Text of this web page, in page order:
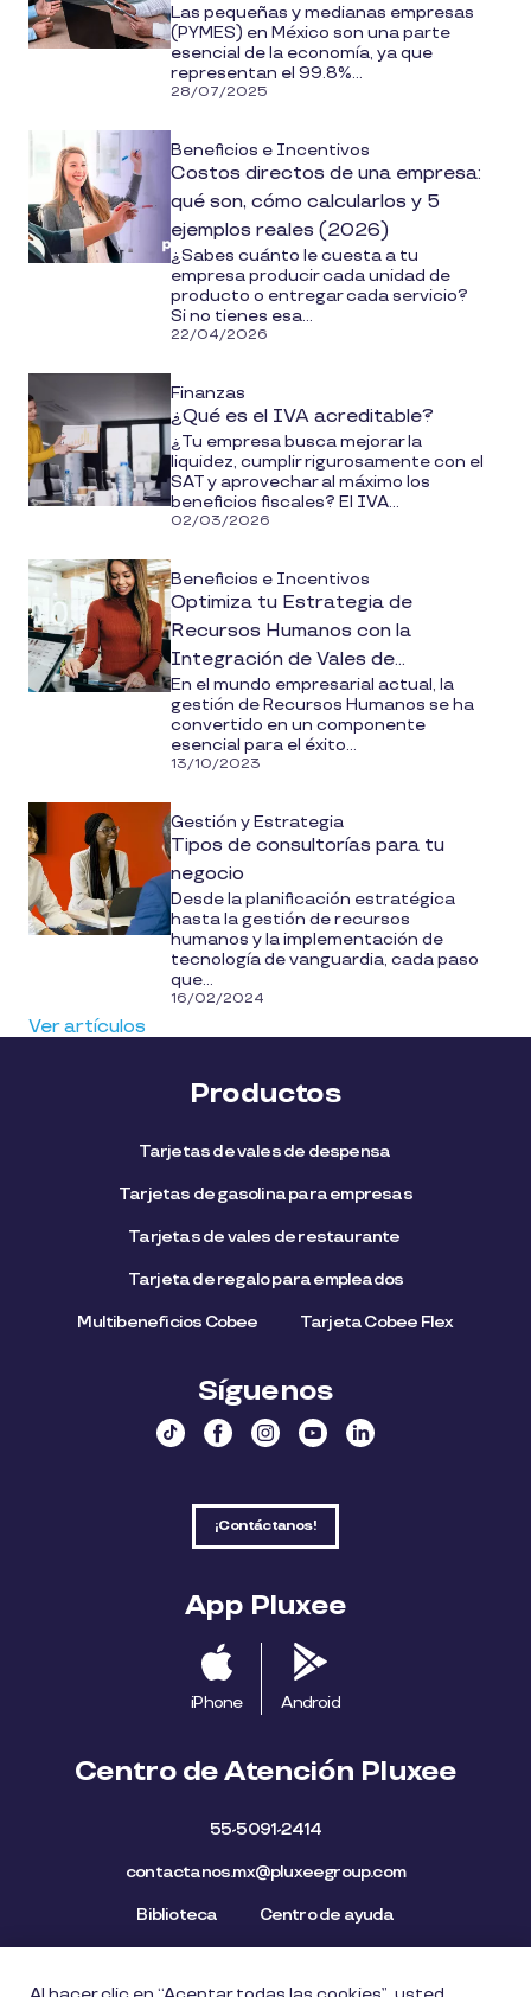
Las pequeñas y medianas empresas
(PYMES) en México son una parte
esencial de la economía, ya que
representan el 99.8%...
28/07/2025
Beneficios e Incentivos
Costos directos de una empresa:
qué son, cómo calcularlos y 5
ejemplos reales (2026)
¿Sabes cuánto le cuesta a tu
empresa producir cada unidad de
producto o entregar cada servicio?
Si no tienes esa...
22/04/2026
Finanzas
¿Qué es el IVA acreditable?
¿Tu empresa busca mejorar la
liquidez, cumplir rigurosamente con el
SAT y aprovechar al máximo los
beneficios fiscales? El IVA...
02/03/2026
Beneficios e Incentivos
Optimiza tu Estrategia de
Recursos Humanos con la
Integración de Vales de
Despensa
En el mundo empresarial actual, la
gestión de Recursos Humanos se ha
convertido en un componente
esencial para el éxito...
13/10/2023
Gestión y Estrategia
Tipos de consultorías para tu
negocio
Desde la planificación estratégica
hasta la gestión de recursos
humanos y la implementación de
tecnología de vanguardia, cada paso
que...
16/02/2024
Ver artículos
Productos
Tarjetas de vales de despensa
Tarjetas de gasolina para empresas
Tarjetas de vales de restaurante
Tarjeta de regalo para empleados​
Multibeneficios Cobee Tarjeta Cobee Flex
Síguenos
¡Contáctanos!
App Pluxee
iPhone Android
Centro de Atención Pluxee
55-5091-2414
contactanos.mx@pluxeegroup.com
Biblioteca Centro de ayuda